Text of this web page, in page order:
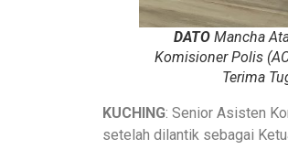
DATOMancha
Komisioner Polis
Terima
KUCHING: Senior Asisten
setelah dilantik sebagai